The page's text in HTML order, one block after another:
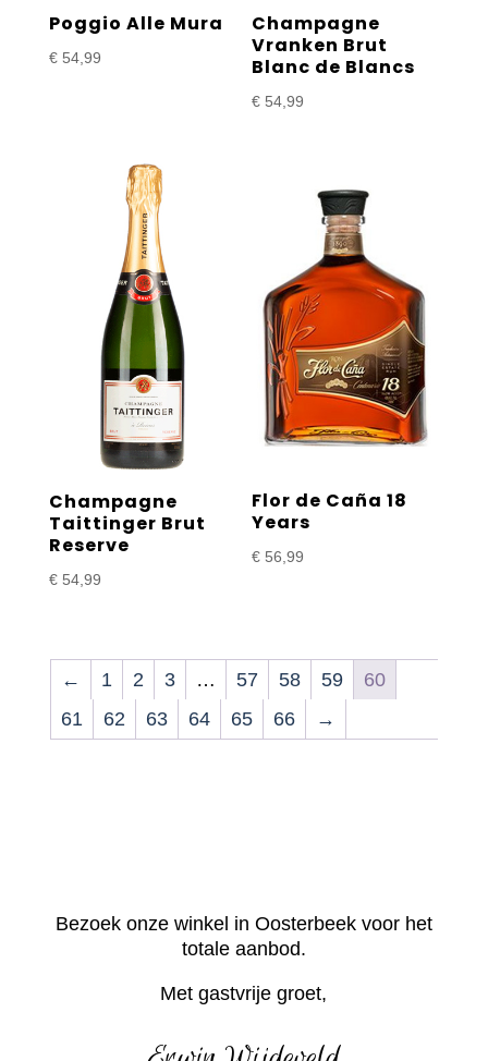
Poggio Alle Mura
€54,99
Champagne
Vranken Brut
Blanc de Blancs
€ 54,99
Champagne
Taittinger Brut
Reserve
€54,99
Flor de Caña 18
Years
€ 56,99
← 1 2 3 … 57 58 59
60
61
62 63 64 65 66 →
Bezoek onze winkel in Oosterbeek voor het
totale aanbod.
Met gastvrije groet,